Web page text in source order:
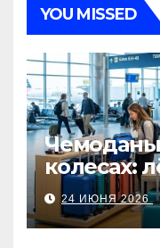
YOU MISSED
колесах:
варианты
24 ИЮНЯ 2026